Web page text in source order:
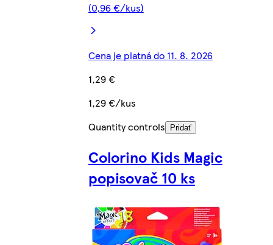
(0,96 €/kus)
Cena je platná do 11. 8. 2026
1,29 €
1,29 €/kus
Quantity controls
Pridať
Colorino Kids Magic
popisovač 10 ks